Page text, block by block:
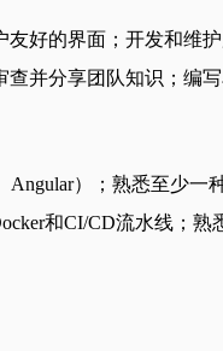
好的界面；开发和维
并分享团队知识；编
）；熟悉至少
和CI/CD流水线；